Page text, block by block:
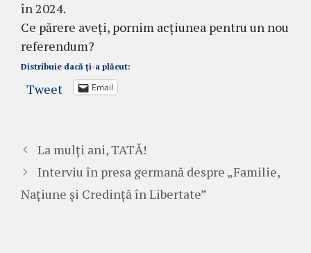
în 2024.
Ce părere aveți, pornim acțiunea pentru un nou
referendum?
Distribuie dacă ți-a plăcut:
Tweet Email
La mulți ani, TATĂ!
Interviu în presa germană despre „Familie,
Națiune și Credință în Libertate”